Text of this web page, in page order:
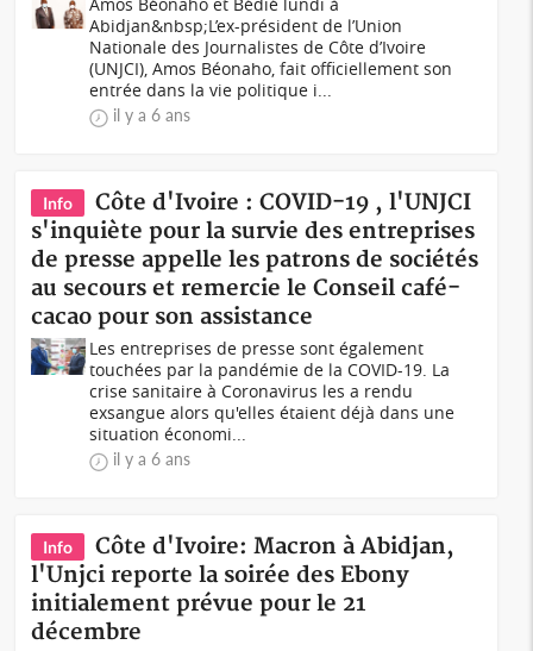
Abidjan&nbsp;L’ex-président de l’Union
Nationale des Journalistes de Côte d’Ivoire
(UNJCI), Amos Béonaho, fait officiellement son
entrée dans la vie politique i...
il y a 6 ans
Info
Côte d'Ivoire : COVID-19 , l'UNJCI
s'inquiète pour la survie des entreprises
de presse appelle les patrons de sociétés
au secours et remercie le Conseil café-
cacao pour son assistance
Les entreprises de presse sont également
touchées par la pandémie de la COVID-19. La
crise sanitaire à Coronavirus les a rendu
exsangue alors qu'elles étaient déjà dans une
situation économi...
il y a 6 ans
Info
Côte d'Ivoire: Macron à Abidjan,
l'Unjci reporte la soirée des Ebony
initialement prévue pour le 21
décembre